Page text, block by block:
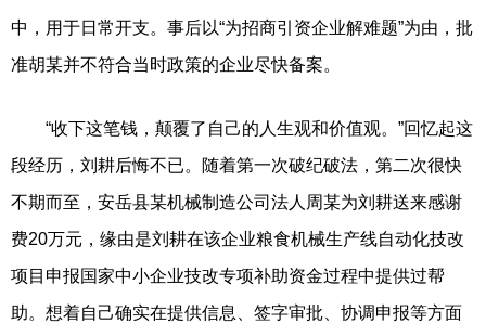
中，用于日常开支。事后以“为招商引资企业解难题”为由，批
准胡某并不符合当时政策的企业尽快备案。
“收下这笔钱，颠覆了自己的人生观和价值观。”回忆起这
段经历，刘耕后悔不已。随着第一次破纪破法，第二次很快
不期而至，安岳县某机械制造公司法人周某为刘耕送来感谢
费20万元，缘由是刘耕在该企业粮食机械生产线自动化技改
项目申报国家中小企业技改专项补助资金过程中提供过帮
助。想着自己确实在提供信息、签字审批、协调申报等方面